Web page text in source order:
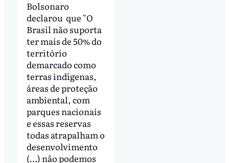
Bolsonaro
declarou que "O
Brasil não suporta
ter mais de 50% do
território
demarcado como
terras indígenas,
áreas de proteção
ambiental, com
parques nacionais
e essas reservas
todas atrapalham o
desenvolvimento
(…) não podemos